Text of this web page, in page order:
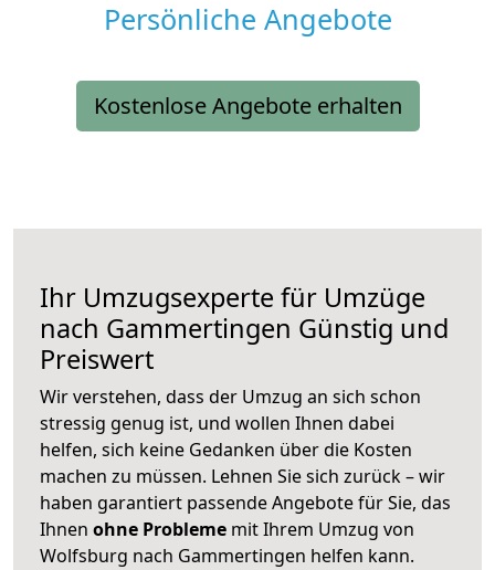
Persönliche Angebote
Kostenlose Angebote erhalten
Ihr Umzugsexperte für Umzüge
nach Gammertingen Günstig und
Preiswert
Wir verstehen, dass der Umzug an sich schon
stressig genug ist, und wollen Ihnen dabei
helfen, sich keine Gedanken über die Kosten
machen zu müssen. Lehnen Sie sich zurück – wir
haben garantiert passende Angebote für Sie, das
Ihnen ohne Probleme mit Ihrem Umzug von
Wolfsburg nach Gammertingen helfen kann.